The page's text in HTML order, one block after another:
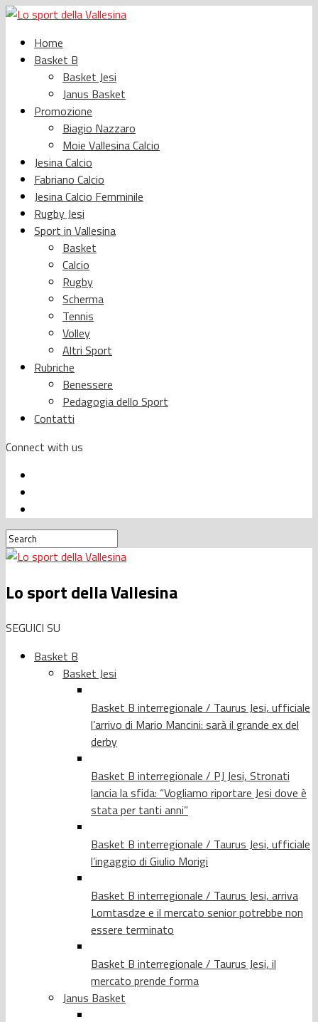
Home
Basket B
Basket Jesi
Janus Basket
Promozione
Biagio Nazzaro
Moie Vallesina Calcio
Jesina Calcio
Fabriano Calcio
Jesina Calcio Femminile
Rugby Jesi
Sport in Vallesina
Basket
Calcio
Rugby
Scherma
Tennis
Volley
Altri Sport
Rubriche
Benessere
Pedagogia dello Sport
Contatti
Connect with us
Lo sport della Vallesina
SEGUICI SU
Basket B
Basket Jesi
Basket B interregionale / Taurus Jesi, ufficiale
l’arrivo di Mario Mancini: sarà il grande ex del
derby
Basket B interregionale / PJ Jesi, Stronati
lancia la sfida: “Vogliamo riportare Jesi dove è
stata per tanti anni”
Basket B interregionale / Taurus Jesi, ufficiale
l’ingaggio di Giulio Morigi
Basket B interregionale / Taurus Jesi, arriva
Lomtasdze e il mercato senior potrebbe non
essere terminato
Basket B interregionale / Taurus Jesi, il
mercato prende forma
Janus Basket